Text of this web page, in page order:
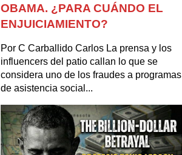
OBAMA. ¿PARA CUÁNDO EL
ENJUICIAMIENTO?
Por C Carballido Carlos La prensa y los
influencers del patio callan lo que se
considera uno de los fraudes a programas
de asistencia social...